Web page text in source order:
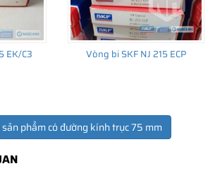
EK/C3 Vòng bi SKF NJ 215 ECP
phẩm có đường kính trục 75 mm